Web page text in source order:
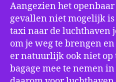
Aangezien het
gevallen niet mogelijk
taxi naar de luchthaven
om je weg te brengen
er natuurlijk ook niet op
bagage mee te nemen